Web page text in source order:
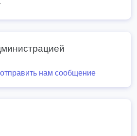
нам сообщение